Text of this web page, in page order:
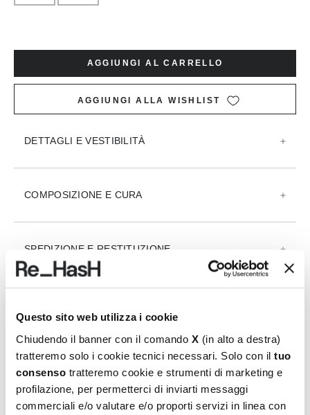
Questo sito web utilizza i cookie
Chiudendo il banner con il comando X (in alto a destra)
tratteremo solo i cookie tecnici necessari. Solo con il tuo
consenso tratteremo cookie e strumenti di marketing e
profilazione, per permetterci di inviarti messaggi
commerciali e/o valutare e/o proporti servizi in linea con
AGGIUNGI AL CARRELLO
AGGIUNGI ALLA WISHLIST
DETTAGLI E VESTIBILITÀ
COMPOSIZIONE E CURA
SPEDIZIONE E RESTITUZIONE
Prodotti consigliati